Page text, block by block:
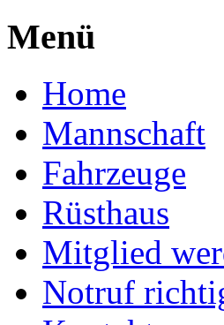
Menü
Home
Mannschaft
Fahrzeuge
Rüsthaus
Mitglied
Notruf